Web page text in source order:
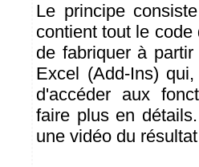
Le principe
contient tout le
de fabriquer à
Excel (Add-Ins)
d'accéder aux
faire plus en
une vidéo du